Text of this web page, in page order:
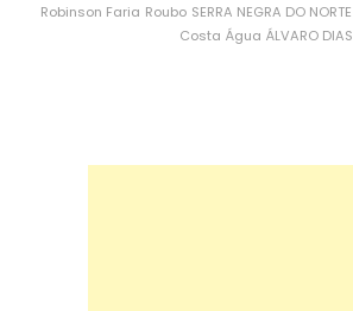
Robinson Faria Roubo SERRA NEGRA DO NORTE
Costa Água ÁLVARO DIAS